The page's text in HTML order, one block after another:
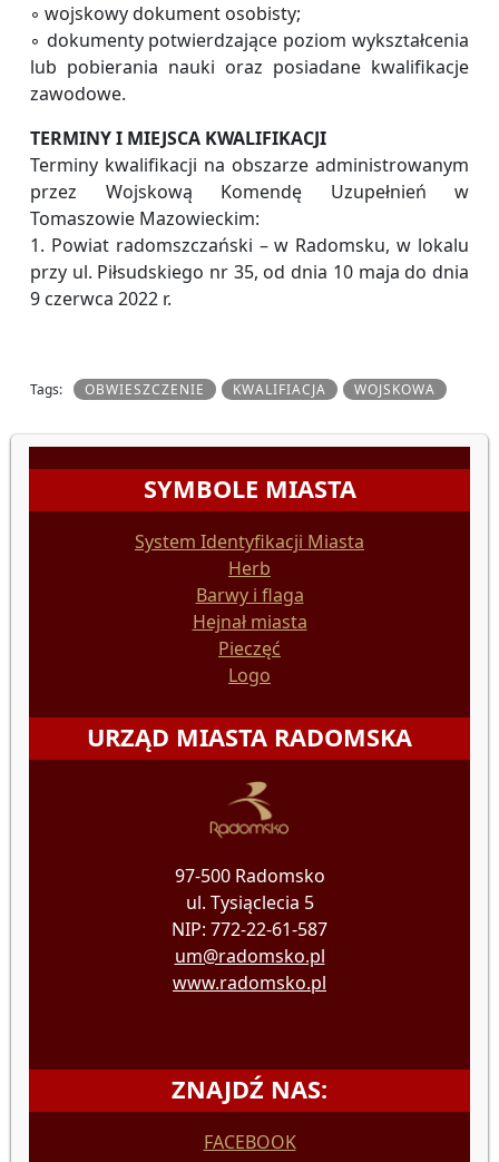
◦ wojskowy dokument osobisty;
◦ dokumenty potwierdzające poziom wykształcenia
lub pobierania nauki oraz posiadane kwalifikacje
zawodowe.
TERMINY I MIEJSCA KWALIFIKACJI
Terminy kwalifikacji na obszarze administrowanym
przez Wojskową Komendę Uzupełnień w
Tomaszowie Mazowieckim:
1. Powiat radomszczański – w Radomsku, w lokalu
przy ul. Piłsudskiego nr 35, od dnia 10 maja do dnia
9 czerwca 2022 r.
Tags: OBWIESZCZENIE KWALIFIACJA WOJSKOWA
SYMBOLE MIASTA
System Identyfikacji Miasta
Herb
Barwy i flaga
Hejnał miasta
Pieczęć
Logo
URZĄD MIASTA RADOMSKA
97-500 Radomsko
ul. Tysiąclecia 5
NIP: 772-22-61-587
um@radomsko.pl
www.radomsko.pl
ZNAJDŹ NAS:
FACEBOOK